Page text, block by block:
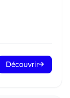
Découvrir